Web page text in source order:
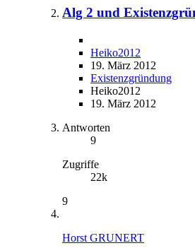
Alg 2 und
Heiko2012
19. März 2012
Existenzgründung
Heiko2012
19. März 2012
Antworten
9
Zugriffe
22k
9
Horst GRUNERT